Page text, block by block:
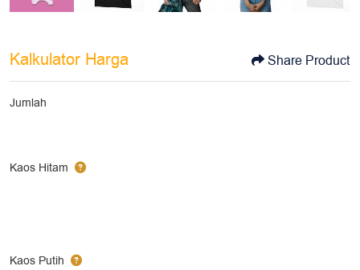
Kalkulator Harga Share Product
Jumlah
Kaos Hitam
Kaos Putih